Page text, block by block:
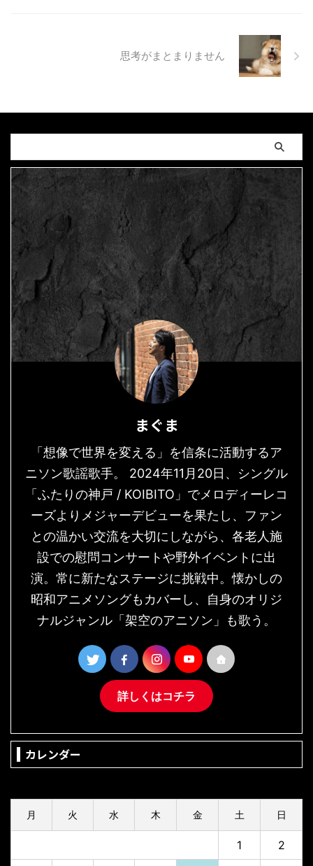
思考がまとまりません
まぐま
「想像で世界を変える」を信条に活動するア
ニソン歌謡歌手。 2024年11月20日、シングル
「ふたりの神戸 / KOIBITO」でメロディーレコ
ーズよりメジャーデビューを果たし、ファン
との温かい交流を大切にしながら、各老人施
設での慰問コンサートや野外イベントに出
演。常に新たなステージに挑戦中。懐かしの
昭和アニメソングもカバーし、自身のオリジ
ナルジャンル「架空のアニソン」も歌う。
詳しくはコチラ
カレンダー
月 火 水 木 金 土 日
1 2